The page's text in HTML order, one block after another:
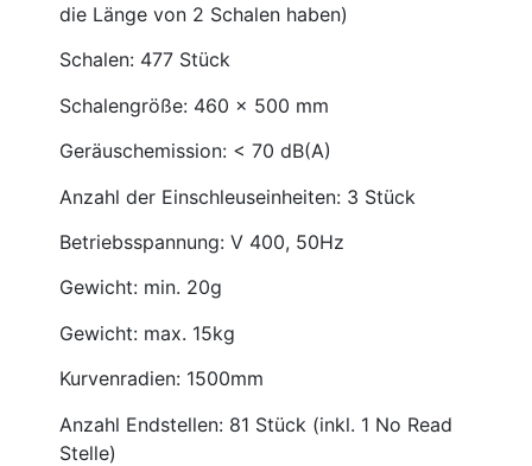
die Länge von 2 Schalen haben)
Schalen: 477 Stück
Schalengröße: 460 x 500 mm
Geräuschemission: < 70 dB(A)
Anzahl der Einschleuseinheiten: 3 Stück
Betriebsspannung: V 400, 50Hz
Gewicht: min. 20g
Gewicht: max. 15kg
Kurvenradien: 1500mm
Anzahl Endstellen: 81 Stück (inkl. 1 No Read
Stelle)